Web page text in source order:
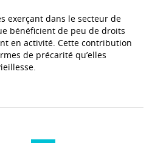
exerçant dans le secteur de
bénéficient de peu de droits
en activité. Cette contribution
de précarité qu’elles